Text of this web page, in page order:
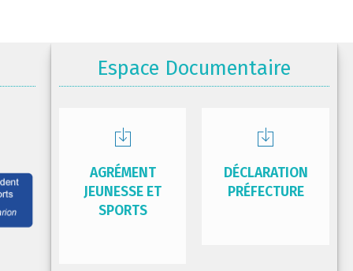
Espace Documentaire
AGRÉMENT
JEUNESSE ET
SPORTS
DÉCLARATION
PRÉFECTURE